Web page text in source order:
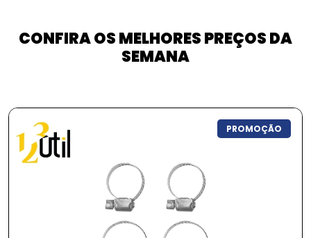
CONFIRA OS MELHORES PREÇOS DA
SEMANA
PROMOÇÃO